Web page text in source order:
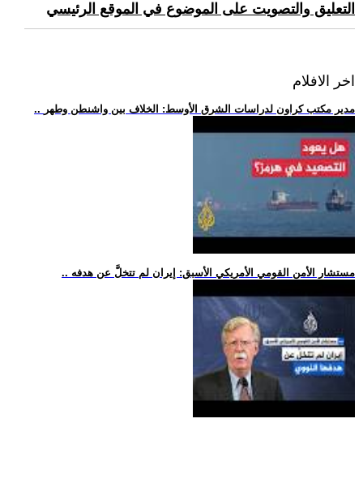
التعليق والتصويت على الموضوع في الموقع الرئيسي
اخر الافلام
.. مدير مكتب كراون لدراسات الشرق الأوسط: الخلاف بين واشنطن وطهر
.. مستشار الأمن القومي الأمريكي الأسبق: إيران لم تتخلَّ عن هدفه